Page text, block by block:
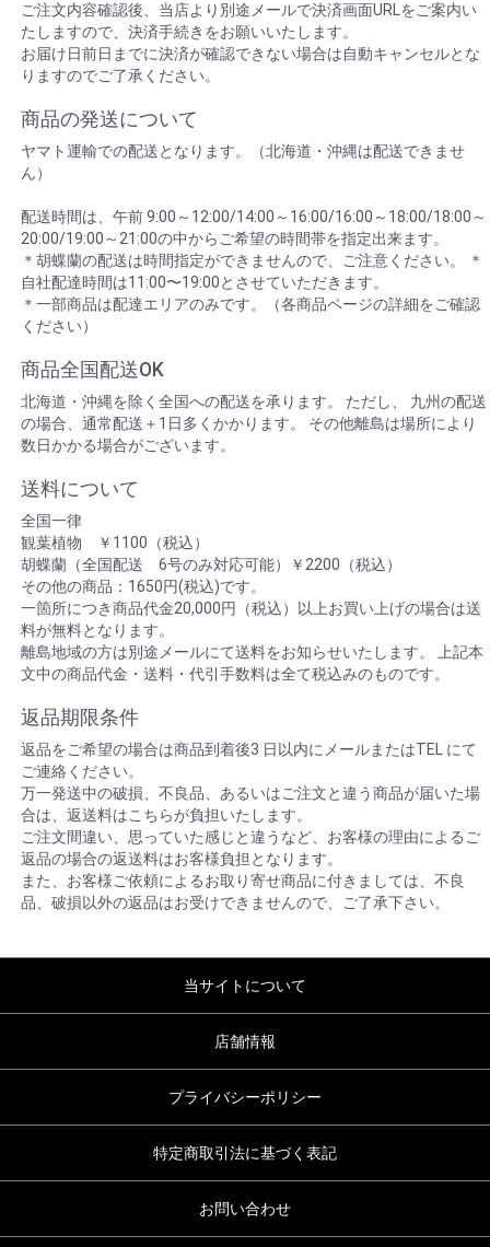
ご注文内容確認後、当店より別途メールで決済画面URLをご案内い
たしますので、決済手続きをお願いいたします。
お届け日前日までに決済が確認できない場合は自動キャンセルとな
りますのでご了承ください。
商品の発送について
ヤマト運輸での配送となります。（北海道・沖縄は配送できませ
ん）
配送時間は、午前 9:00～12:00/14:00～16:00/16:00～18:00/18:00～
20:00/19:00～21:00の中からご希望の時間帯を指定出来ます。
＊胡蝶蘭の配送は時間指定ができませんので、ご注意ください。 ＊
自社配達時間は11:00〜19:00とさせていただきます。
＊一部商品は配達エリアのみです。（各商品ページの詳細をご確認
ください）
商品全国配送OK
北海道・沖縄を除く全国への配送を承ります。 ただし、 九州の配送
の場合、通常配送＋1日多くかかります。 その他離島は場所により
数日かかる場合がございます。
送料について
全国一律
観葉植物 ￥1100（税込）
胡蝶蘭（全国配送 6号のみ対応可能）￥2200（税込）
その他の商品：1650円(税込)です。
一箇所につき商品代金20,000円（税込）以上お買い上げの場合は送
料が無料となります。
離島地域の方は別途メールにて送料をお知らせいたします。 上記本
文中の商品代金・送料・代引手数料は全て税込みのものです。
返品期限条件
返品をご希望の場合は商品到着後3 日以内にメールまたはTEL にて
ご連絡ください。
万一発送中の破損、不良品、あるいはご注文と違う商品が届いた場
合は、返送料はこちらが負担いたします。
ご注文間違い、思っていた感じと違うなど、お客様の理由によるご
返品の場合の返送料はお客様負担となります。
また、お客様ご依頼によるお取り寄せ商品に付きましては、不良
品、破損以外の返品はお受けできませんので、ご了承下さい。
当サイトについて
店舗情報
プライバシーポリシー
特定商取引法に基づく表記
お問い合わせ